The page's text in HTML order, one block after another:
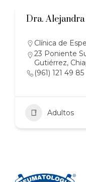
Dra. Alejandra
Clínica de
23 Poniente
Gutiérrez,
(961) 121 49 85
Adultos